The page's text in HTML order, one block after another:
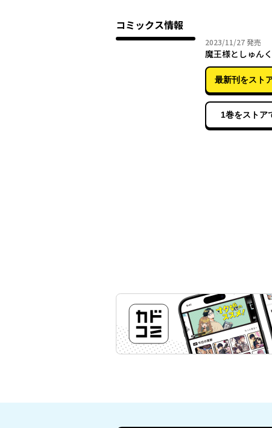
コミックス情報
2023/11/272023年
発売
魔王様としゅん
最新刊をスト
1巻をストア